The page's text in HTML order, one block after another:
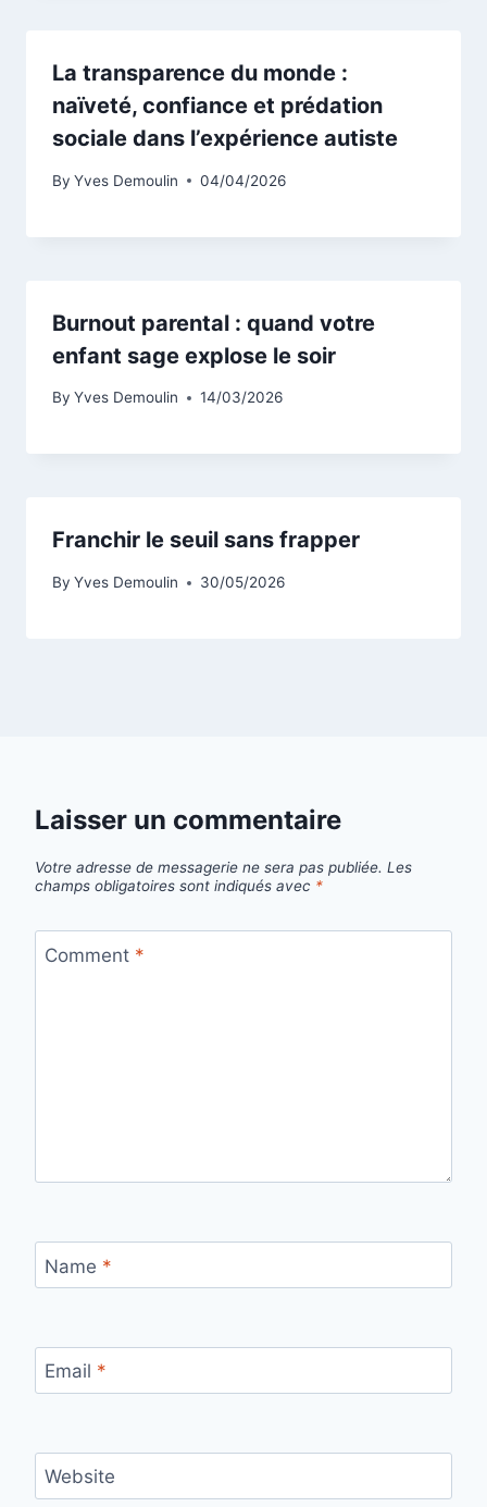
La transparence du monde :
naïveté, confiance et prédation
sociale dans l’expérience autiste
By Yves Demoulin 04/04/2026
Burnout parental : quand votre
enfant sage explose le soir
By Yves Demoulin 14/03/2026
Franchir le seuil sans frapper
By Yves Demoulin 30/05/2026
Laisser un commentaire
Votre adresse de messagerie ne sera pas publiée. Les
champs obligatoires sont indiqués avec *
Comment *
Name *
Email *
Website